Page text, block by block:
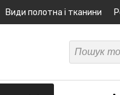
Види полотна і тканини